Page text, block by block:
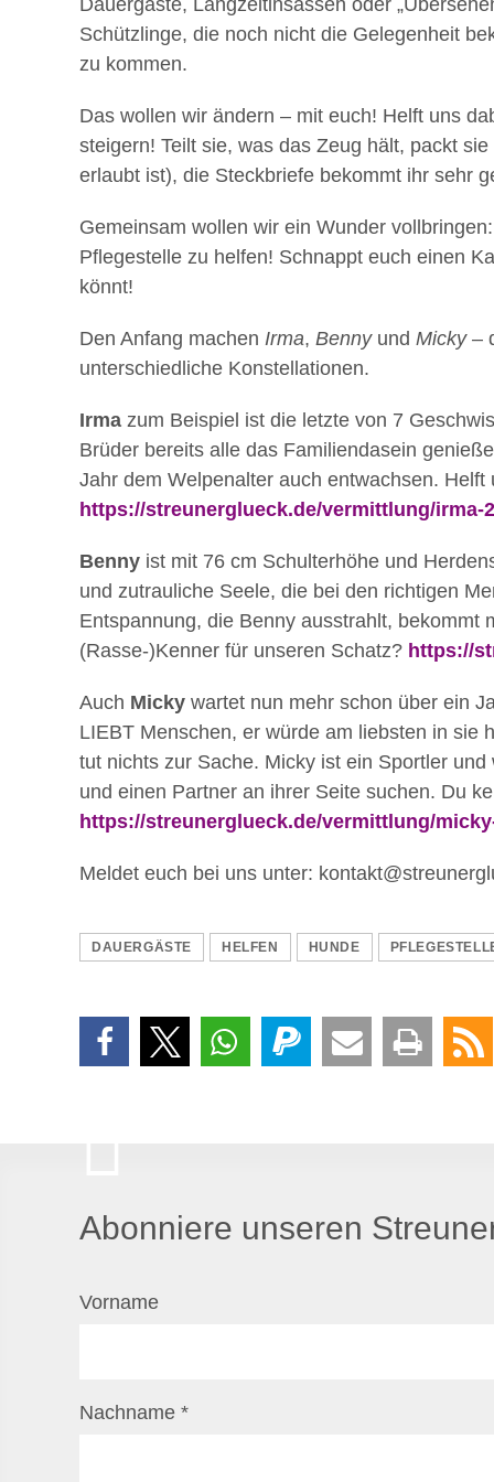
Schützlinge, die noch nicht die Gelegenheit
zu kommen.
Das wollen wir ändern – mit euch! Helft uns
steigern! Teilt sie, was das Zeug hält, packt
erlaubt ist), die Steckbriefe bekommt ihr sehr
Gemeinsam wollen wir ein Wunder
Pflegestelle zu helfen! Schnappt euch einen
könnt!
Den Anfang machen Irma, Bennyund Micky–
unterschiedliche Konstellationen.
Irma zum Beispiel ist die letzte von 7
Brüder bereits alle das Familiendasein
Jahr dem Welpenalter auch entwachsen.
https://streunerglueck.de/vermittlung/irma-
Benny ist mit 76 cm Schulterhöhe und
und zutrauliche Seele, die bei den richtigen
Entspannung, die Benny ausstrahlt, bekommt
(Rasse-)Kenner für unseren Schatz? https://
Auch Micky wartet nun mehr schon über ein
LIEBT Menschen, er würde am liebsten in sie
tut nichts zur Sache. Micky ist ein Sportler
und einen Partner an ihrer Seite suchen. Du
https://streunerglueck.de/vermittlung/
Meldet euch bei uns unter:
DAUERGÄSTE HELFEN HUNDE
Abonniere unseren
Vorname
Nachname *